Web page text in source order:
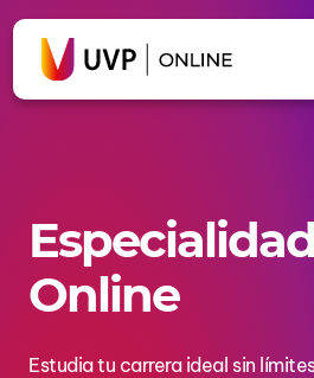
Online
Estudia tu carrera ideal sin